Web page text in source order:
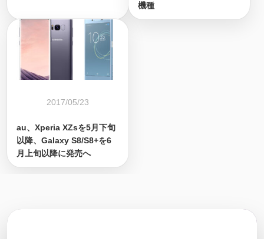
機種
2017/05/23
au、Xperia XZsを5月下旬
以降、Galaxy S8/S8+を6
月上旬以降に発売へ